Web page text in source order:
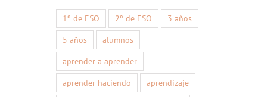
1º de ESO 2º de ESO
3 años
5 años
alumnos
aprender a aprender
aprender haciendo
aprendizaje